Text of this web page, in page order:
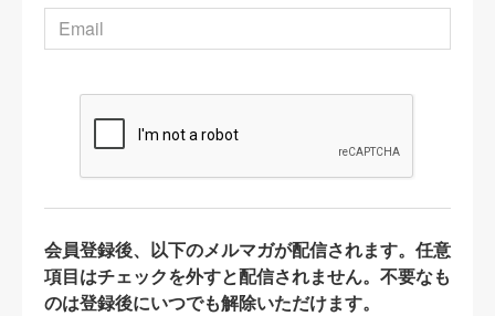
会員登録後、以下のメルマガが配信されます。任意
項目はチェックを外すと配信されません。不要なも
のは登録後にいつでも解除いただけます。